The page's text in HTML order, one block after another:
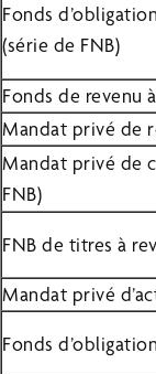
Fonds
(série de FNB)
Fonds de revenu
Mandat privé de
Mandat privé de
FNB)
FNB de titres à
Mandat privé
Fonds